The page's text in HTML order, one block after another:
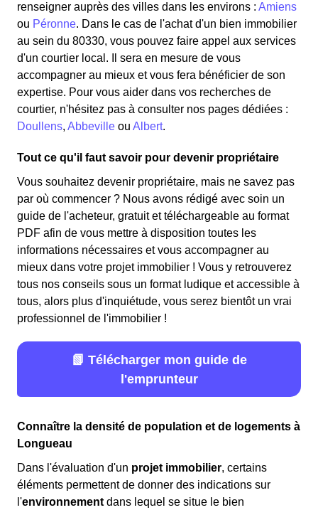
renseigner auprès des villes dans les environs : Amiens
ou Péronne. Dans le cas de l'achat d'un bien immobilier
au sein du 80330, vous pouvez faire appel aux services
d'un courtier local. Il sera en mesure de vous
accompagner au mieux et vous fera bénéficier de son
expertise. Pour vous aider dans vos recherches de
courtier, n'hésitez pas à consulter nos pages dédiées :
Doullens, Abbeville ou Albert.
Tout ce qu'il faut savoir pour devenir propriétaire
Vous souhaitez devenir propriétaire, mais ne savez pas
par où commencer ? Nous avons rédigé avec soin un
guide de l'acheteur, gratuit et téléchargeable au format
PDF afin de vous mettre à disposition toutes les
informations nécessaires et vous accompagner au
mieux dans votre projet immobilier ! Vous y retrouverez
tous nos conseils sous un format ludique et accessible à
tous, alors plus d'inquiétude, vous serez bientôt un vrai
professionnel de l'immobilier !
📗 Télécharger mon guide de
l'emprunteur
Connaître la densité de population et de logements à
Longueau
Dans l'évaluation d'un projet immobilier, certains
éléments permettent de donner des indications sur
l'environnement dans lequel se situe le bien